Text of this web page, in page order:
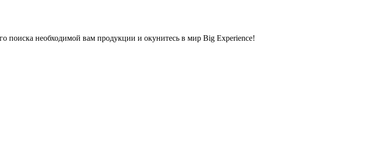
необходимой вам продукции и окунитесь в мир Big Experience!